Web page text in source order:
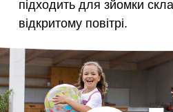
підходить для зйомки
відкритому повітрі.